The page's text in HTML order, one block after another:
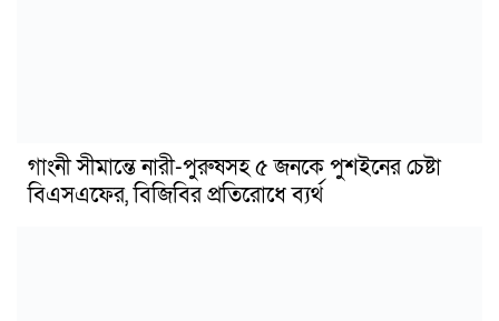
গাংনী সীমান্তে নারী-পুরুষসহ ৫ জনকে পুশইনের চেষ্টা
বিএসএফের, বিজিবির প্রতিরোধে ব্যর্থ